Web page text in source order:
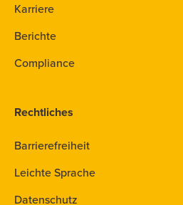
Karriere
Berichte
Compliance
Rechtliches
Barrierefreiheit
Leichte Sprache
Datenschutz